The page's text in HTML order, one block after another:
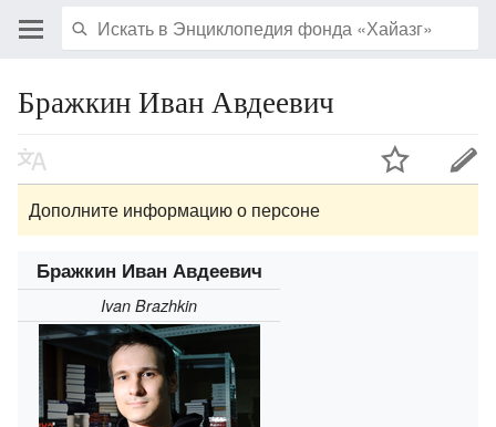
Бражкин Иван Авдеевич
Дополните информацию о персоне
Бражкин Иван Авдеевич
Ivan Brazhkin